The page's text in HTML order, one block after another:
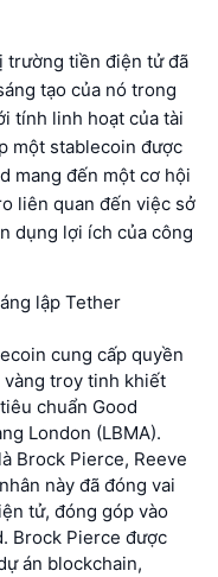
trường tiền điện tử đã
tạo của nó trong
tính linh hoạt của tài
một stablecoin được
mang đến một cơ hội
liên quan đến việc sở
dụng lợi ích của công
lập Tether
cung cấp quyền
vàng troy tinh khiết
chuẩn Good
London (LBMA).
Brock Pierce, Reeve
này đã đóng vai
tử, đóng góp vào
Brock Pierce được
án blockchain,